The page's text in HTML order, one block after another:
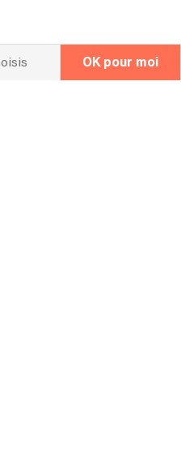
dois-je
OK pour moi